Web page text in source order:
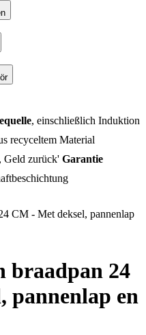
, einschließlich Induktion
recyceltem Material
Geld zurück' Garantie
CM - Met deksel, pannenlap
braadpan 24
pannenlap en